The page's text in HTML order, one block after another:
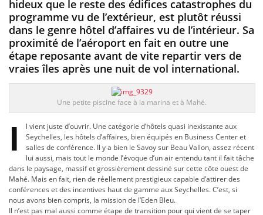
hideux que le reste des édifices catastrophes du
programme vu de l’extérieur, est plutôt réussi
dans le genre hôtel d’affaires vu de l’intérieur. Sa
proximité de l’aéroport en fait en outre une
étape reposante avant de vite repartir vers de
vraies îles après une nuit de vol international.
Une petite piscine face à la marina et à Mahé.
I
l vient juste d’ouvrir. Une catégorie d’hôtels quasi inexistante aux
Seychelles, les hôtels d’affaires, bien équipés en Business Center et
salles de conférence. Il y a bien le Savoy sur Beau Vallon, assez récent
lui aussi, mais tout le monde l’évoque d’un air entendu tant il fait tâche
dans le paysage, massif et grossièrement dessiné sur cette côte ouest de
Mahé. Mais en fait, rien de réellement prestigieux capable d’attirer des
conférences et des incentives haut de gamme aux Seychelles. C’est, si
nous avons bien compris, la mission de l’Eden Bleu.
Il n’est pas mal aussi comme étape de transition pour qui vient de se taper